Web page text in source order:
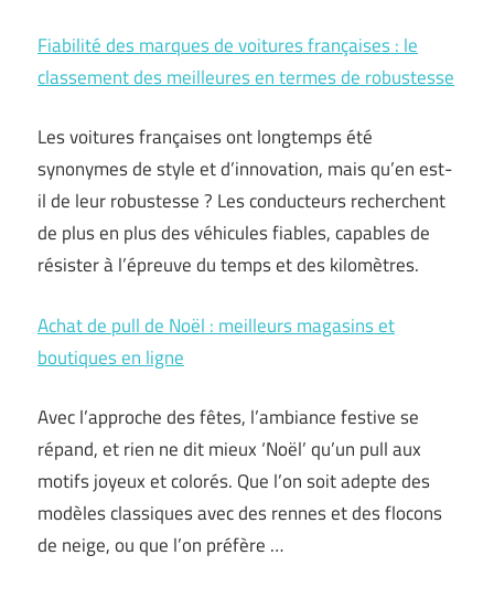
Fiabilité des marques de voitures françaises : le
classement des meilleures en termes de robustesse
Les voitures françaises ont longtemps été
synonymes de style et d’innovation, mais qu’en est-
il de leur robustesse ? Les conducteurs recherchent
de plus en plus des véhicules fiables, capables de
résister à l’épreuve du temps et des kilomètres.
Achat de pull de Noël : meilleurs magasins et
boutiques en ligne
Avec l’approche des fêtes, l’ambiance festive se
répand, et rien ne dit mieux ‘Noël’ qu’un pull aux
motifs joyeux et colorés. Que l’on soit adepte des
modèles classiques avec des rennes et des flocons
de neige, ou que l’on préfère …